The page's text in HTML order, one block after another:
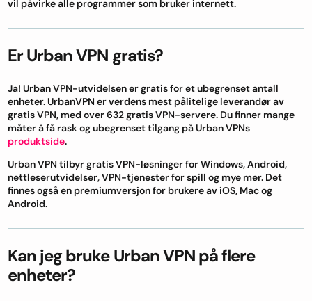
vil påvirke alle programmer som bruker internett.
Er Urban VPN gratis?
Ja! Urban VPN-utvidelsen er gratis for et ubegrenset antall
enheter. UrbanVPN er verdens mest pålitelige leverandør av
gratis VPN, med over 632 gratis VPN-servere. Du finner mange
måter å få rask og ubegrenset tilgang på Urban VPNs
produktside.
Urban VPN tilbyr gratis VPN-løsninger for Windows, Android,
nettleserutvidelser, VPN-tjenester for spill og mye mer. Det
finnes også en premiumversjon for brukere av iOS, Mac og
Android.
Kan jeg bruke Urban VPN på flere
enheter?